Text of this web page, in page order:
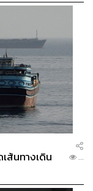
ส้นทางเดิน
...